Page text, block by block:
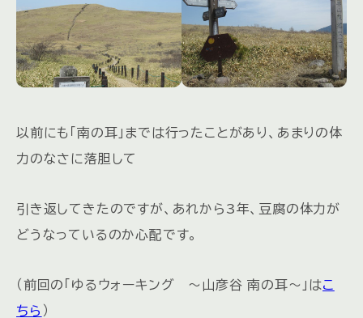
以前にも「南の耳」までは行ったことがあり、あまりの体
力のなさに落胆して
引き返してきたのですが、あれから3年、豆腐の体力が
どうなっているのか心配です。
（前回の「ゆるウォーキング ～山彦谷 南の耳～」はこ
ちら ）